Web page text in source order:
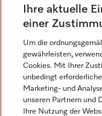
Newsletter
Sprache
Ihre aktuelle
einer
Um die
gewährleisten,
Cookies. Mit Ihrer
unbedingt
Marketing- und
unseren Partnern und
Ihre Nutzung der